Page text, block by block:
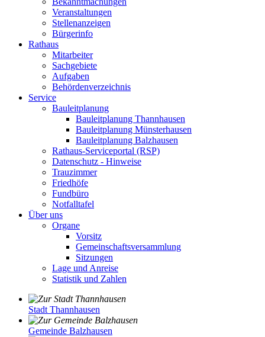
Veranstaltungen
Stellenanzeigen
Bürgerinfo
Rathaus
Mitarbeiter
Sachgebiete
Aufgaben
Behördenverzeichnis
Service
Bauleitplanung
Bauleitplanung Thannhausen
Bauleitplanung Münsterhausen
Bauleitplanung Balzhausen
Rathaus-Serviceportal (RSP)
Datenschutz - Hinweise
Trauzimmer
Friedhöfe
Fundbüro
Notfalltafel
Über uns
Organe
Vorsitz
Gemeinschaftsversammlung
Sitzungen
Lage und Anreise
Statistik und Zahlen
Stadt Thannhausen
Gemeinde Balzhausen